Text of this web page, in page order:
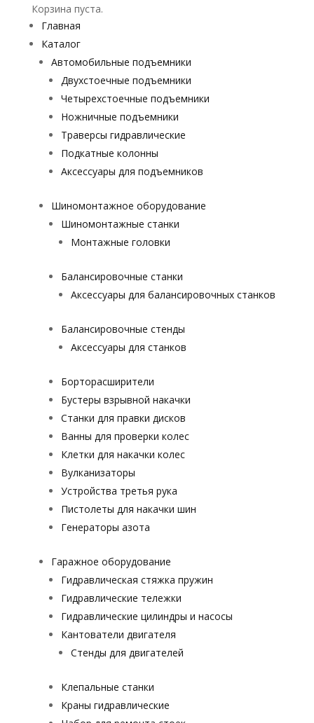
Корзина пуста.
Главная
Каталог
Автомобильные подъемники
Двухстоечные подъемники
Четырехстоечные подъемники
Ножничные подъемники
Траверсы гидравлические
Подкатные колонны
Аксессуары для подъемников
Шиномонтажное оборудование
Шиномонтажные станки
Монтажные головки
Балансировочные станки
Аксессуары для балансировочных станков
Балансировочные стенды
Аксессуары для станков
Борторасширители
Бустеры взрывной накачки
Станки для правки дисков
Ванны для проверки колес
Клетки для накачки колес
Вулканизаторы
Устройства третья рука
Пистолеты для накачки шин
Генераторы азота
Гаражное оборудование
Гидравлическая стяжка пружин
Гидравлические тележки
Гидравлические цилиндры и насосы
Кантователи двигателя
Стенды для двигателей
Клепальные станки
Краны гидравлические